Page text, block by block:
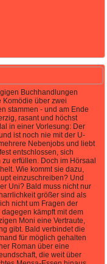
Buchhandlungen
Komödie über zwei
stammen - und am Ende
rasant und höchst
in einer Vorlesung: Der
ist noch nie mit der U-
Nebenjobs und liebt
entschlossen, sich
erfüllen. Doch im Hörsaal
Wie kommt sie dazu,
einzuschreiben? Und
Uni? Bald muss nicht nur
größer sind als
nicht um Fragen der
kämpft mit dem
Moni eine Vertraute,
gibt. Bald verbindet die
für möglich gehalten
Roman über eine
die weit über